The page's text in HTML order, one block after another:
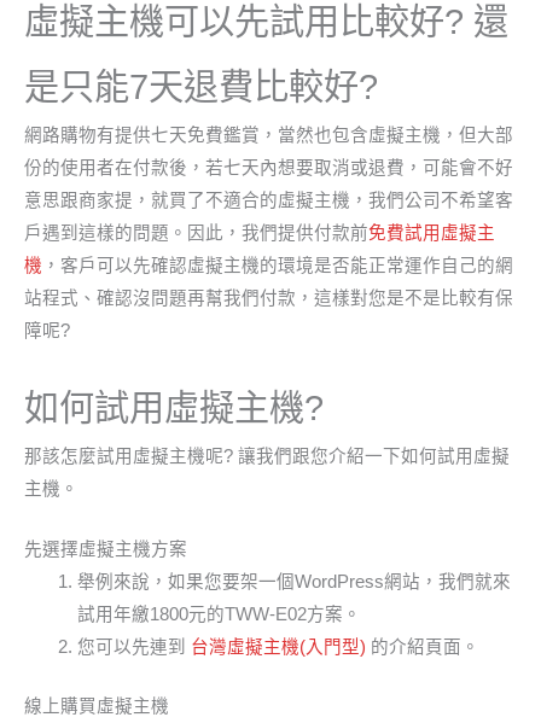
虛擬主機可以先試用比較好? 還
是只能7天退費比較好?
網路購物有提供七天免費鑑賞，當然也包含虛擬主機，但大部
份的使用者在付款後，若七天內想要取消或退費，可能會不好
意思跟商家提，就買了不適合的虛擬主機，我們公司不希望客
戶遇到這樣的問題。因此，我們提供付款前免費試用虛擬主
機 ，客戶可以先確認虛擬主機的環境是否能正常運作自己的網
站程式、確認沒問題再幫我們付款，這樣對您是不是比較有保
障呢?
如何試用虛擬主機?
那該怎麼試用虛擬主機呢? 讓我們跟您介紹一下如何試用虛擬
主機。
先選擇虛擬主機方案
舉例來說，如果您要架一個WordPress網站，我們就來
試用年繳1800元的TWW-E02方案。
您可以先連到 台灣虛擬主機(入門型) 的介紹頁面。
線上購買虛擬主機